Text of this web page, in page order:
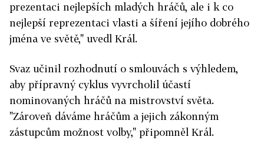
prezentaci nejlepších mladých hráčů, ale i k co
nejlepší reprezentaci vlasti a šíření jejího dobrého
jména ve světě," uvedl Král.
Svaz učinil rozhodnutí o smlouvách s výhledem,
aby přípravný cyklus vyvrcholil účastí
nominovaných hráčů na mistrovství světa.
"Zároveň dáváme hráčům a jejich zákonným
zástupcům možnost volby," připomněl Král.